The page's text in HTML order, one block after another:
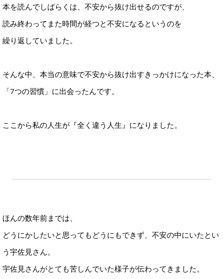
本を読んでしばらくは、不安から抜け出せるのですが、
読み終わってまた時間が経つと不安になるというのを
繰り返していました。
そんな中、本当の意味で不安から抜け出すきっかけになった本、
「7つの習慣」に出会ったんです。
ここから私の人生が『全く違う人生』になりました。
ほんの数年前までは、
どうにかしたいと思ってもどうにもできず、不安の中にいたとい
う宇佐見さん。
宇佐見さんがとても苦しんでいた様子が伝わってきました。